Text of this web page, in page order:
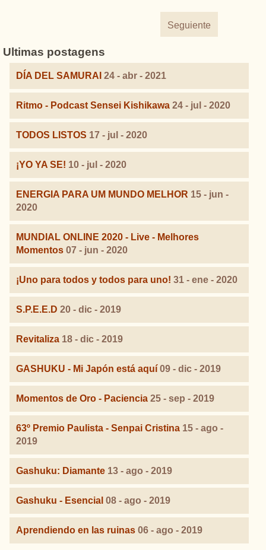
Seguiente
Ultimas postagens
DÍA DEL SAMURAI 24 - abr - 2021
Ritmo - Podcast Sensei Kishikawa 24 - jul - 2020
TODOS LISTOS 17 - jul - 2020
¡YO YA SE! 10 - jul - 2020
ENERGIA PARA UM MUNDO MELHOR 15 - jun -
2020
MUNDIAL ONLINE 2020 - Live - Melhores
Momentos 07 - jun - 2020
¡Uno para todos y todos para uno! 31 - ene - 2020
S.P.E.E.D 20 - dic - 2019
Revitaliza 18 - dic - 2019
GASHUKU - Mi Japón está aquí 09 - dic - 2019
Momentos de Oro - Paciencia 25 - sep - 2019
63º Premio Paulista - Senpai Cristina 15 - ago -
2019
Gashuku: Diamante 13 - ago - 2019
Gashuku - Esencial 08 - ago - 2019
Aprendiendo en las ruinas 06 - ago - 2019